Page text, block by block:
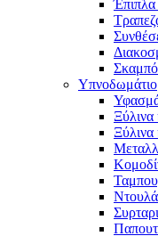
Υπνοδωμάτιο
Ξύλινα
Ξύλινα